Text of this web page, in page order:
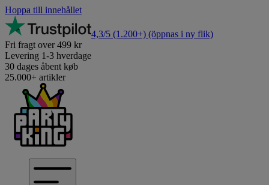
Hoppa till innehållet
4,3/5 (1.200+) (öppnas i ny flik)
Fri fragt over 499 kr
Levering 1-3 hverdage
30 dages åbent køb
25.000+ artikler